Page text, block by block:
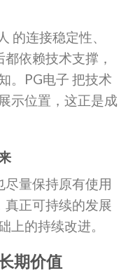
的连接稳定性、
依赖技术支撑，
。PG电子 把技术
示位置，这正是成
尽量保持原有使用
真正可持续的发展
上的持续改进。
期价值